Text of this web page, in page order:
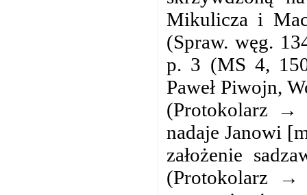
Mikulicza i
(Spraw. węg.
p. 3 (MS 4,
Paweł Piwojn,
(Protokolarz →
nadaje Janowi
założenie
(Protokolarz →